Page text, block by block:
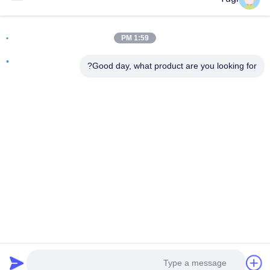
آدرس
1:59 PM
Good day, what product are you looking for?